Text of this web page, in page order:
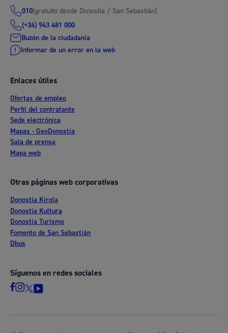
010(gratuito desde Donostia / San Sebastián)
(+34) 943 481 000
Buzón de la ciudadanía
Informar de un error en la web
Enlaces útiles
Ofertas de empleo
Perfil del contratante
Sede electrónica
Mapas - GeoDonostia
Sala de prensa
Mapa web
Otras páginas web corporativas
Donostia Kirola
Donostia Kultura
Donostia Turismo
Fomento de San Sebastián
Dbus
Síguenos en redes sociales